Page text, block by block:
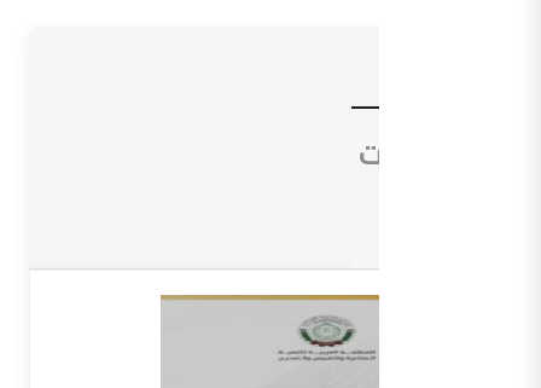
التوجيهات